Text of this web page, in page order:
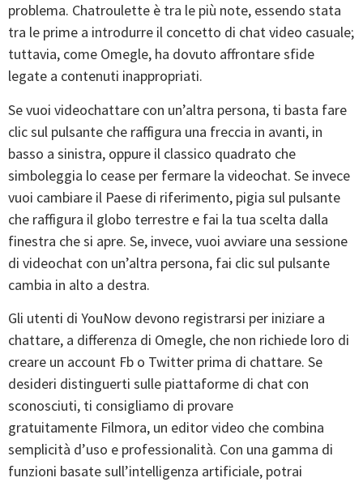
problema. Chatroulette è tra le più note, essendo stata
tra le prime a introdurre il concetto di chat video casuale;
tuttavia, come Omegle, ha dovuto affrontare sfide
legate a contenuti inappropriati.
Se vuoi videochattare con un’altra persona, ti basta fare
clic sul pulsante che raffigura una freccia in avanti, in
basso a sinistra, oppure il classico quadrato che
simboleggia lo cease per fermare la videochat. Se invece
vuoi cambiare il Paese di riferimento, pigia sul pulsante
che raffigura il globo terrestre e fai la tua scelta dalla
finestra che si apre. Se, invece, vuoi avviare una sessione
di videochat con un’altra persona, fai clic sul pulsante
cambia in alto a destra.
Gli utenti di YouNow devono registrarsi per iniziare a
chattare, a differenza di Omegle, che non richiede loro di
creare un account Fb o Twitter prima di chattare. Se
desideri distinguerti sulle piattaforme di chat con
sconosciuti, ti consigliamo di provare
gratuitamente Filmora, un editor video che combina
semplicità d’uso e professionalità. Con una gamma di
funzioni basate sull’intelligenza artificiale, potrai